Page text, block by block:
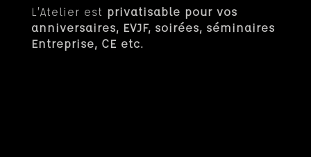
L’Atelier est privatisable pour vos
anniversaires, EVJF, soirées, séminaires
Entreprise, CE etc.